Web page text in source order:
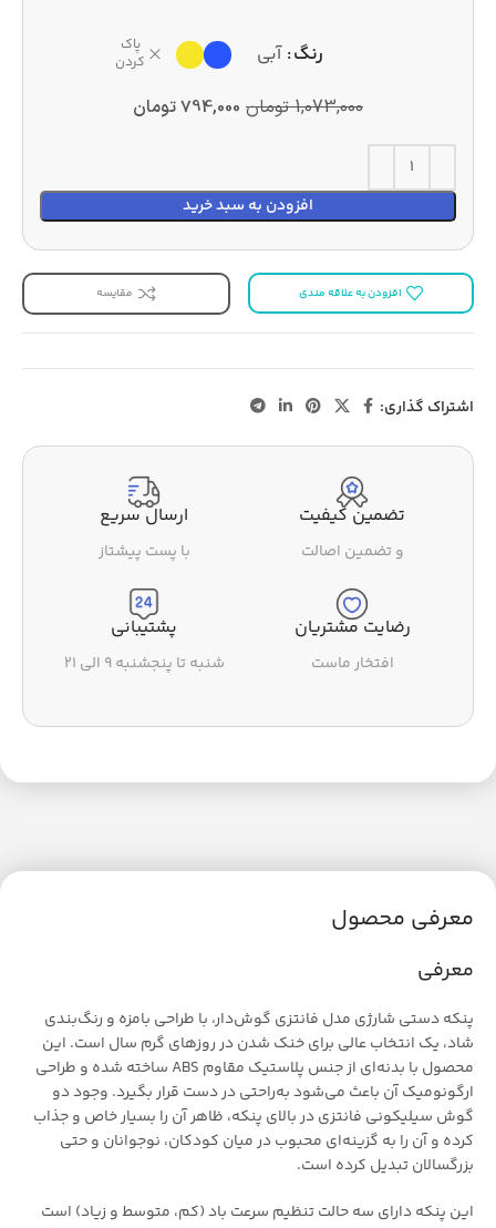
رنگ آبی
پاک
کردن
1,073,000 تومان 794,000تومان
افزودن به سبد خرید
افزودن به علاقه مندی مقایسه
اشتراک گذاری:
تضمین کیفیت
و تضمین اصالت
ارسال سریع
با پست پیشتاز
رضایت مشتریان
افتخار ماست
پشتیبانی
شنبه تا پنجشنبه ۹ الی ۲۱
معرفی محصول
معرفی
پنکه دستی شارژی مدل فانتزی گوش‌دار، با طراحی بامزه و رنگ‌بندی
شاد، یک انتخاب عالی برای خنک شدن در روزهای گرم سال است. این
محصول با بدنه‌ای از جنس پلاستیک مقاوم ABS ساخته شده و طراحی
ارگونومیک آن باعث می‌شود به‌راحتی در دست قرار بگیرد. وجود دو
گوش سیلیکونی فانتزی در بالای پنکه، ظاهر آن را بسیار خاص و جذاب
کرده و آن را به گزینه‌ای محبوب در میان کودکان، نوجوانان و حتی
بزرگسالان تبدیل کرده است.
این پنکه دارای سه حالت تنظیم سرعت باد (کم، متوسط و زیاد) است